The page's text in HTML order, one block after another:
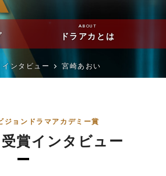
ABOUT
ドラアカとは
インタビュー 宮崎あおい
ジョンドラマアカデミー賞
賞インタビュー